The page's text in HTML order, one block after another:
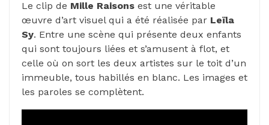
Le clip de Mille Raisons est une véritable
œuvre d’art visuel qui a été réalisée par Leïla
Sy. Entre une scène qui présente deux enfants
qui sont toujours liées et s’amusent à flot, et
celle où on sort les deux artistes sur le toit d’un
immeuble, tous habillés en blanc. Les images et
les paroles se complètent.